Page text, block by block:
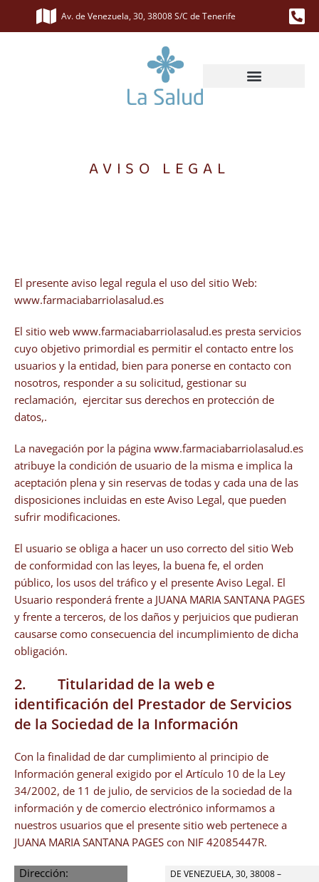
Av. de Venezuela, 30, 38008 S/C de Tenerife
AVISO LEGAL
El presente aviso legal regula el uso del sitio Web:
www.farmaciabarriolasalud.es
El sitio web www.farmaciabarriolasalud.es presta servicios
cuyo objetivo primordial es permitir el contacto entre los
usuarios y la entidad, bien para ponerse en contacto con
nosotros, responder a su solicitud, gestionar su
reclamación, ejercitar sus derechos en protección de
datos,.
La navegación por la página www.farmaciabarriolasalud.es
atribuye la condición de usuario de la misma e implica la
aceptación plena y sin reservas de todas y cada una de las
disposiciones incluidas en este Aviso Legal, que pueden
sufrir modificaciones.
El usuario se obliga a hacer un uso correcto del sitio Web
de conformidad con las leyes, la buena fe, el orden
público, los usos del tráfico y el presente Aviso Legal. El
Usuario responderá frente a JUANA MARIA SANTANA PAGES
y frente a terceros, de los daños y perjuicios que pudieran
causarse como consecuencia del incumplimiento de dicha
obligación.
2. Titularidad de la web e
identificación del Prestador de Servicios
de la Sociedad de la Información
Con la finalidad de dar cumplimiento al principio de
Información general exigido por el Artículo 10 de la Ley
34/2002, de 11 de julio, de servicios de la sociedad de la
información y de comercio electrónico informamos a
nuestros usuarios que el presente sitio web pertenece a
JUANA MARIA SANTANA PAGES con NIF 42085447R.
Dirección:
DE VENEZUELA, 30, 38008 –